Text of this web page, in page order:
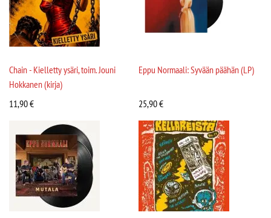
Chain - Kielletty ysäri, toim. Jouni
Hokkanen (kirja)
11,90€
Eppu Normaali: Syvään päähän (LP)
25,90€